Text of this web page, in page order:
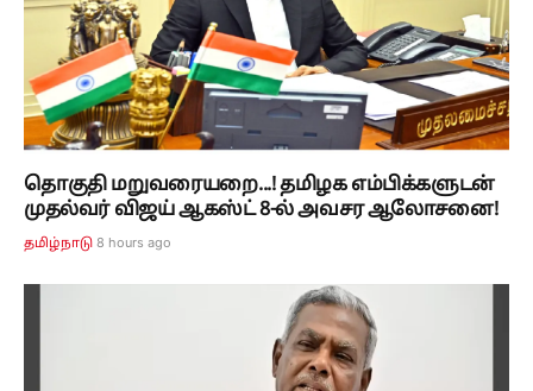
தொகுதி மறுவரையறை...! தமிழக எம்பிக்களுடன்
முதல்வர் விஜய் ஆகஸ்ட் 8-ல் அவசர ஆலோசனை!
தமிழ்நாடு 8 hours ago